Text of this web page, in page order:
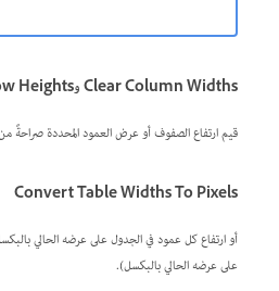
Clear Column Widths وClear Row Heights
قيم ارتفاع الصفوف أو عرض العمود المحددة صراحةً
Convert Table Widths To Pixels
أو ارتفاع كل عمود في الجدول على عرضه الحالي
على عرضه الحالي بالبكسل).